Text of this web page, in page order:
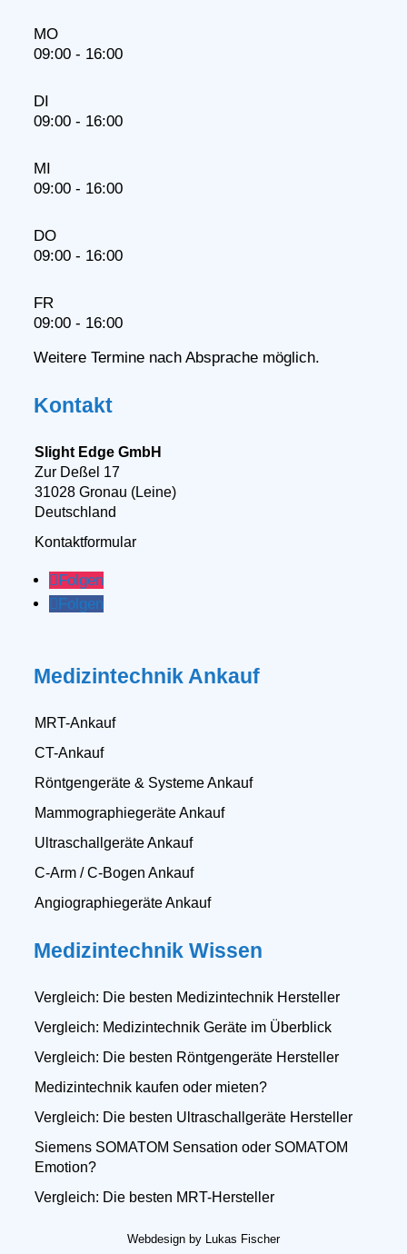
MO
09:00 - 16:00
DI
09:00 - 16:00
MI
09:00 - 16:00
DO
09:00 - 16:00
FR
09:00 - 16:00
Weitere Termine nach Absprache möglich.
Kontakt
Slight Edge GmbH
Zur Deßel 17
31028 Gronau (Leine)
Deutschland
Kontaktformular
Folgen
Folgen
Medizintechnik Ankauf
MRT-Ankauf
CT-Ankauf
Röntgengeräte & Systeme Ankauf
Mammographiegeräte Ankauf
Ultraschallgeräte Ankauf
C-Arm / C-Bogen Ankauf
Angiographiegeräte Ankauf
Medizintechnik Wissen
Vergleich: Die besten Medizintechnik Hersteller
Vergleich: Medizintechnik Geräte im Überblick
Vergleich: Die besten Röntgengeräte Hersteller
Medizintechnik kaufen oder mieten?
Vergleich: Die besten Ultraschallgeräte Hersteller
Siemens SOMATOM Sensation oder SOMATOM
Emotion?
Vergleich: Die besten MRT-Hersteller
Webdesign by Lukas Fischer